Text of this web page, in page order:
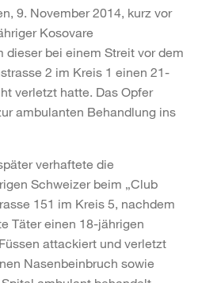
9. November 2014, kurz vor
Kosovare
bei einem Streit vor dem
2 im Kreis 1 einen 21-
verletzt hatte. Das Opfer
ambulanten Behandlung ins
verhaftete die
Schweizer beim „Club
151 im Kreis 5, nachdem
Täter einen 18-jährigen
attackiert und verletzt
Nasenbeinbruch sowie